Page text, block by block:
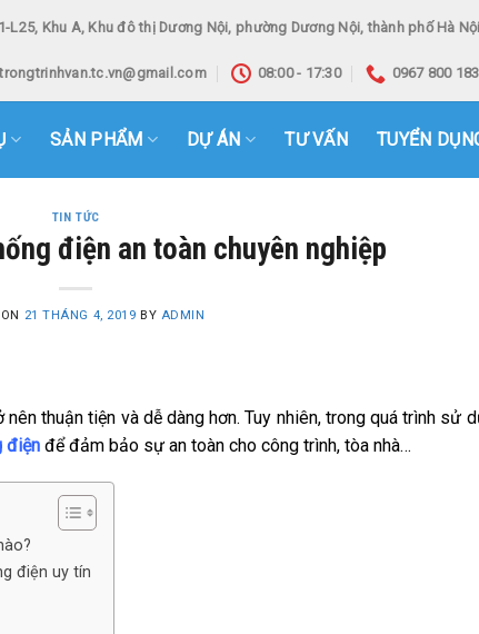
L25, Khu A, Khu đô thị Dương Nội, phường Dương Nội, thành phố Hà
trongtrinhvan.tc.vn@gmail.com 08:00 - 17:30 0967 800 183
SẢN PHẨM DỰ ÁN TƯ VẤN TUYỂN
TIN TỨC
điện an toàn chuyên nghiệp
21 THÁNG 4, 2019 BY ADMIN
thuận tiện và dễ dàng hơn. Tuy nhiên, trong quá trình sử
điện để đảm bảo sự an toàn cho công trình, tòa nhà…
điện uy tín